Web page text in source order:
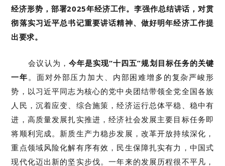
经济形势，部署2025年经济工作。李强作总结讲话，对贯
彻落实习近平总书记重要讲话精神、做好明年经济工作提
出要求。
会议认为， 今年是实现“十四五”规划目标任务的关键
一年。面对外部压力加大、内部困难增多的复杂严峻形
势，以习近平同志为核心的党中央团结带领全党全国各族
人民，沉着应变、综合施策，经济运行总体平稳、稳中有
进，高质量发展扎实推进，经济社会发展主要目标任务即
将顺利完成。新质生产力稳步发展，改革开放持续深化，
重点领域风险化解有序有效，民生保障扎实有力，中国式
现代化迈出新的坚实步伐。一年来的发展历程很不平凡，